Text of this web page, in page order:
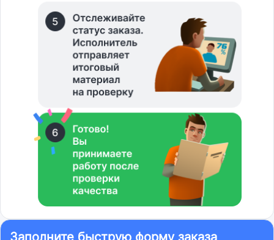
Заполните быструю форму заказа